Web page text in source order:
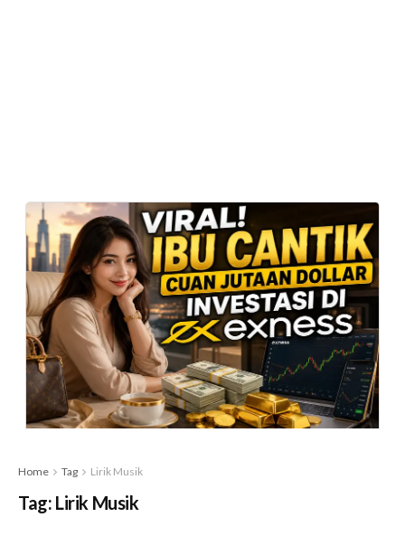
Home Tag Lirik Musik
Tag: Lirik Musik